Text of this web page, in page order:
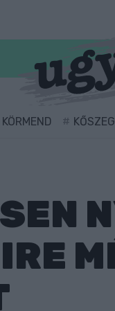
KÖRMEND KŐSZEG